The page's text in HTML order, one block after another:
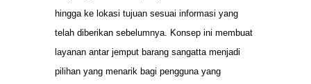
hingga ke lokasi tujuan sesuai informasi yang
telah diberikan sebelumnya. Konsep ini membuat
layanan antar jemput barang sangatta menjadi
pilihan yang menarik bagi pengguna yang